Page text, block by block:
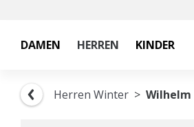
DAMEN HERREN KINDER
Herren Winter Wilhelm